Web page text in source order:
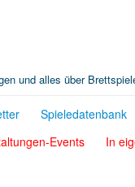
und alles über
Spieledatenbank
Events
In